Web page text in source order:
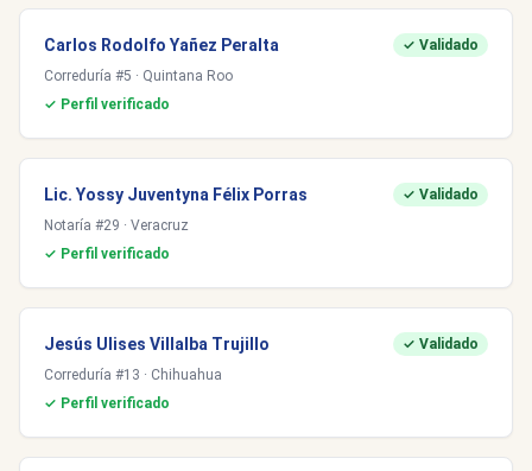
Carlos Rodolfo Yañez Peralta
✓ Validado
Correduría #5 · Quintana Roo
✓ Perfil verificado
Lic. Yossy Juventyna Félix Porras
✓ Validado
Notaría #29 · Veracruz
✓ Perfil verificado
Jesús Ulises Villalba Trujillo
✓ Validado
Correduría #13 · Chihuahua
✓ Perfil verificado